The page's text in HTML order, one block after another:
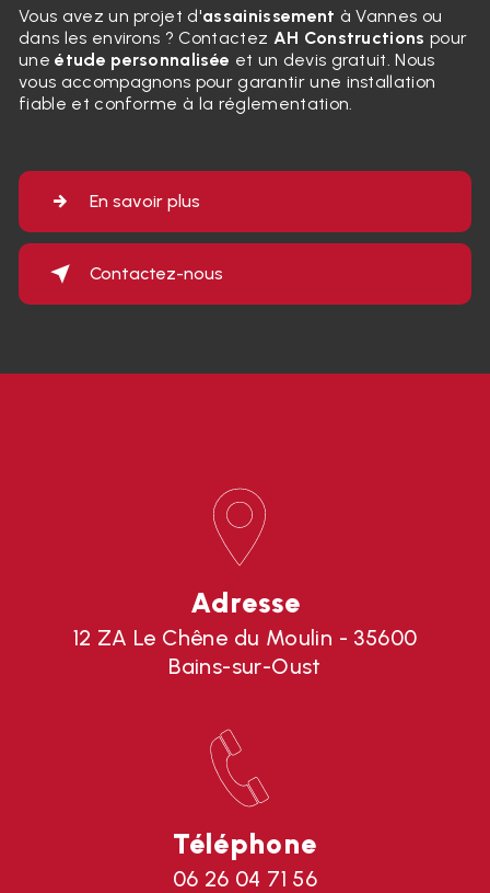
Vous avez un projet d'assainissement à Vannes ou
dans les environs ? Contactez AH Constructions pour
uneétude personnalisée et un devis gratuit. Nous
vous accompagnons pour garantir une installation
fiable et conforme à la réglementation.
En savoir plus
Contactez-nous
Adresse
12 ZA Le Chêne du Moulin - 35600
Bains-sur-Oust
Téléphone
06 26 04 71 56